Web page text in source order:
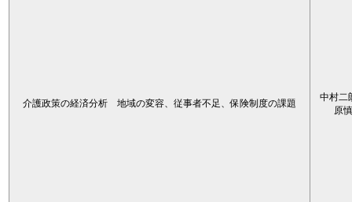
介護政策の経済分析 地域の変容、従事者不足、保険制度の課題
中村二
原